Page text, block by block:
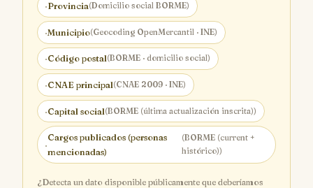
·Provincia(Domicilio social BORME)
·Municipio(Geocoding OpenMercantil · INE)
·Código postal(BORME · domicilio social)
·CNAE principal(CNAE 2009 · INE)
·Capital social(BORME (última actualización inscrita))
·
Cargos publicados (personas
mencionadas)
(BORME (current +
histórico))
¿Detecta un dato disponible públicamente que deberíamos